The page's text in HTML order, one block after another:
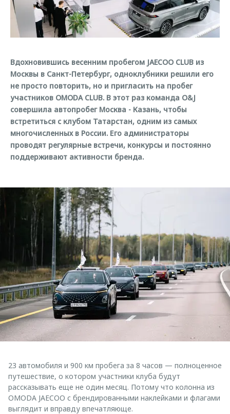
Страхование
Кредитный калькулятор
Одежда и сувениры
Оригинальные аксессуары
Запчасти
Трейд-ин
Калькулятор трейд-ин
Клиентская поддержка
O&J Автоклуб
Приложение O&J
Аксессуары
Одежда и сувениры
Оригинальные аксессуары
Запчасти
Обратная связь
Вдохновившись весенним пробегом JAECOO CLUB из
Москвы в Санкт-Петербург, одноклубники решили его
не просто повторить, но и пригласить на пробег
участников OMODA CLUB. В этот раз команда O&J
совершила автопробег Москва - Казань, чтобы
встретиться с клубом Татарстан, одним из самых
многочисленных в России. Его администраторы
проводят регулярные встречи, конкурсы и постоянно
поддерживают активности бренда.
23 автомобиля и 900 км пробега за 8 часов — полноценное
путешествие, о котором участники клуба будут
рассказывать еще не один месяц. Потому что колонна из
OMODA JAECOO с брендированными наклейками и флагами
выглядит и вправду впечатляюще.